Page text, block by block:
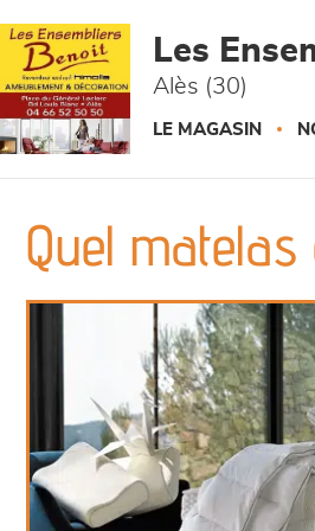
Les
Alès (30)
LE MAGASIN
Quel